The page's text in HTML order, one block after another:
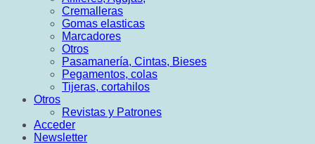
Cremalleras
Gomas elasticas
Marcadores
Otros
Pasamanería, Cintas, Bieses
Pegamentos, colas
Tijeras, cortahilos
Otros
Revistas y Patrones
Acceder
Newsletter